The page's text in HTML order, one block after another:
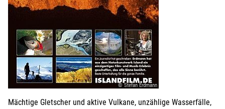
© Stefan Erdmann
Mächtige Gletscher und aktive Vulkane, unzählige Wasserfälle,